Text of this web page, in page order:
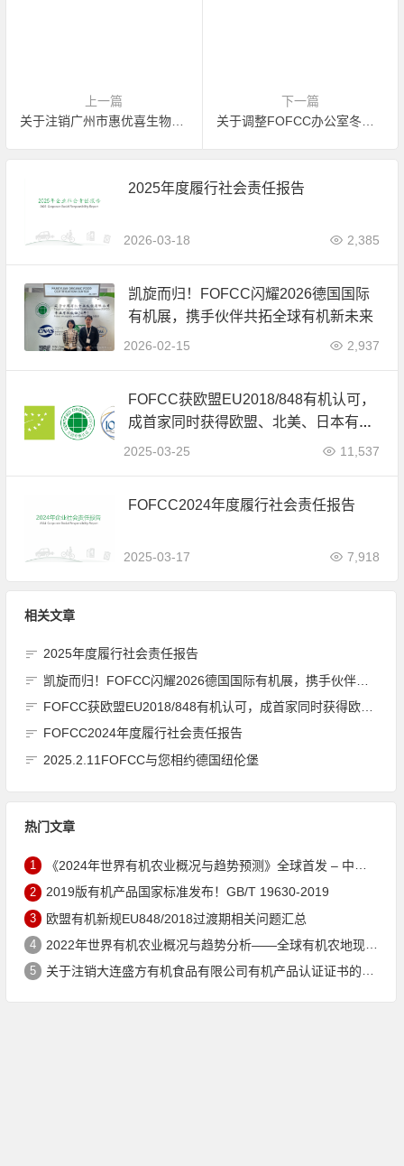
上一篇
关于注销广州市惠优喜生物科技有限公司有机产品认证证书的公告
下一篇
关于调整FOFCC办公室冬季作息时间的通知
2025年度履行社会责任报告
2026-03-18 2,385
凯旋而归！FOFCC闪耀2026德国国际
有机展，携手伙伴共拓全球有机新未来
2026-02-15 2,937
FOFCC获欧盟EU2018/848有机认可，
成首家同时获得欧盟、北美、日本有机
认可的中国内资认证机构
2025-03-25 11,537
FOFCC2024年度履行社会责任报告
2025-03-17 7,918
相关文章
2025年度履行社会责任报告
凯旋而归！FOFCC闪耀2026德国国际有机展，携手伙伴共拓全球有机新未来
FOFCC获欧盟EU2018/848有机认可，成首家同时获得欧盟、北美、日本有机认可的中国内资认证机构
FOFCC2024年度履行社会责任报告
2025.2.11FOFCC与您相约德国纽伦堡
热门文章
1 《2024年世界有机农业概况与趋势预测》全球首发 – 中国有机市场规模跻身世界第三
2 2019版有机产品国家标准发布！GB/T 19630-2019
3 欧盟有机新规EU848/2018过渡期相关问题汇总
4 2022年世界有机农业概况与趋势分析——全球有机农地现状与有机食品（含饮料）市场
5 关于注销大连盛方有机食品有限公司有机产品认证证书的公告